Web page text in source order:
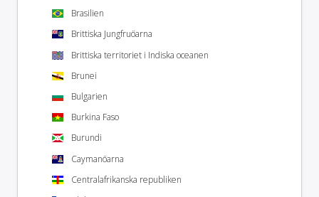
Brasilien
Brittiska Jungfruöarna
Brittiska territoriet i Indiska oceanen
Brunei
Bulgarien
Burkina Faso
Burundi
Caymanöarna
Centralafrikanska republiken